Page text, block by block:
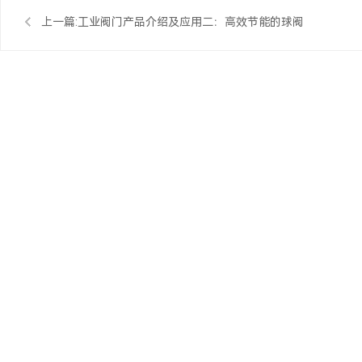
上一篇:工业阀门产品介绍及应用二：高效节能的球阀